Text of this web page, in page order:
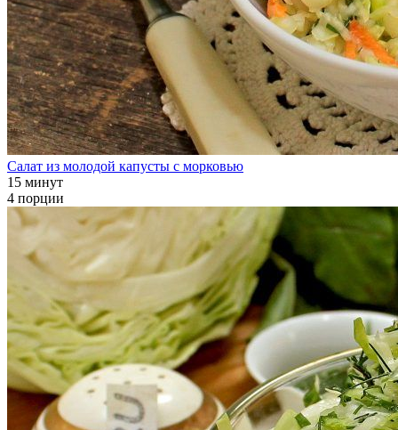
Салат из молодой капусты с морковью
15 минут
4 порции